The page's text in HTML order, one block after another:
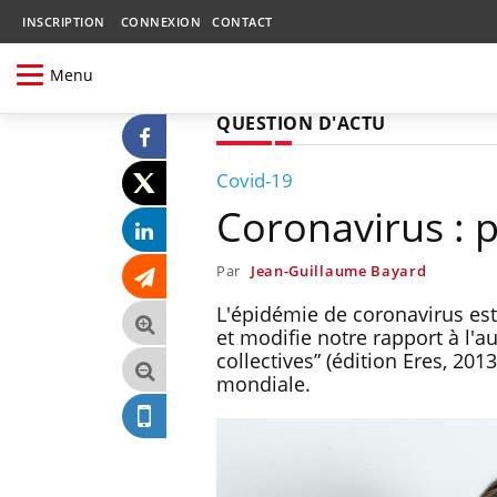
INSCRIPTION CONNEXION CONTACT
Menu
QUESTION D'ACTU
Covid-19
Coronavirus :
Par Jean-Guillaume Bayard
L'épidémie de coronavirus
et modifie notre rapport à
collectives” (édition Eres,
mondiale.